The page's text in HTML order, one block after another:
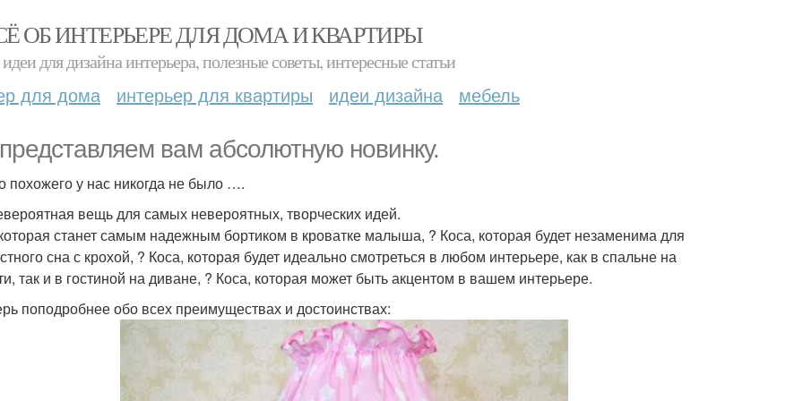
ОБ ИНТЕРЬЕРЕ ДЛЯ ДОМА И КВАРТИРЫ
для дизайна интерьера, полезные советы, интересные статьи
для дома интерьер для квартиры идеи дизайна мебель
вам абсолютную новинку.
похожего у нас никогда не было ….
вещь для самых невероятных, творческих идей.
станет самым надежным бортиком в кроватке малыша, ? Коса, которая будет незаменима для
сна с крохой, ? Коса, которая будет идеально смотреться в любом интерьере, как в спальне на
так и в гостиной на диване, ? Коса, которая может быть акцентом в вашем интерьере.
поподробнее обо всех преимуществах и достоинствах: